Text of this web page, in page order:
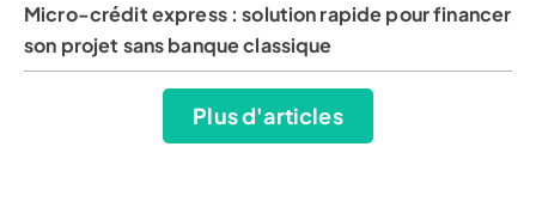
Micro-crédit express : solution rapide pour financer
son projet sans banque classique
Plus d'articles